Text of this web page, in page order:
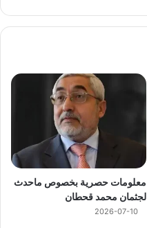
معلومات حصرية بخصوص ماحدث
لجثمان محمد قحطان
2026-07-10